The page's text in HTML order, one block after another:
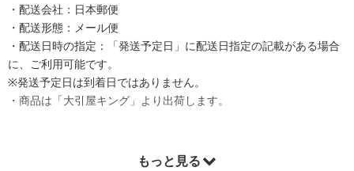
・配送会社：日本郵便
・配送形態：メール便
・配送日時の指定：「発送予定日」に配送日指定の記載がある場合
に、ご利用可能です。
※発送予定日は到着日ではありません。
・商品は「大引屋キング」より出荷します。
もっと見る